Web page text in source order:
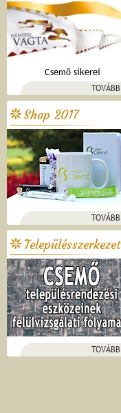
Csemő sikerei
TOVÁBB
Shop 2017
TOVÁBB
Településszerkezet
TOVÁBB